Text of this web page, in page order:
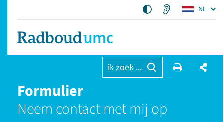
NL
ik zoek ...
Formulier
Neem contact met mij op